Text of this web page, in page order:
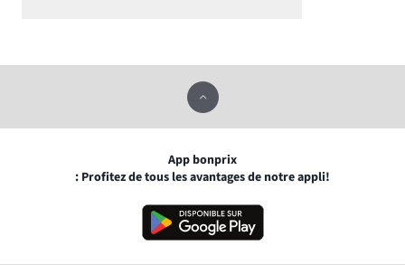
App bonprix
: Profitez de tous les avantages de notre appli!